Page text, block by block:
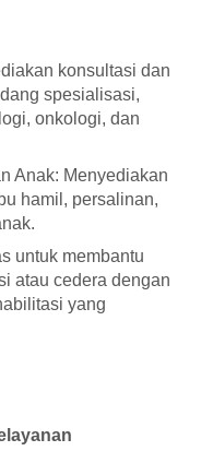
konsultasi dan
spesialisasi,
onkologi, dan
Anak: Menyediakan
hamil, persalinan,
untuk membantu
atau cedera dengan
yang